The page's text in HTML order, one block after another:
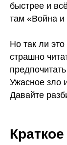
быстрее и
там «Война
Но так ли
страшно
Ужасное зло
Давайте